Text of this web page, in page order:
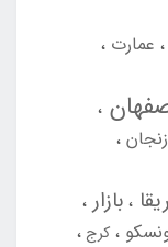
عمارت
بازار
کرج